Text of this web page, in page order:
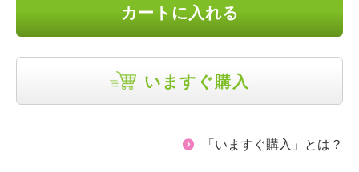
カートに入れる
いますぐ購入
「いますぐ購入」とは？